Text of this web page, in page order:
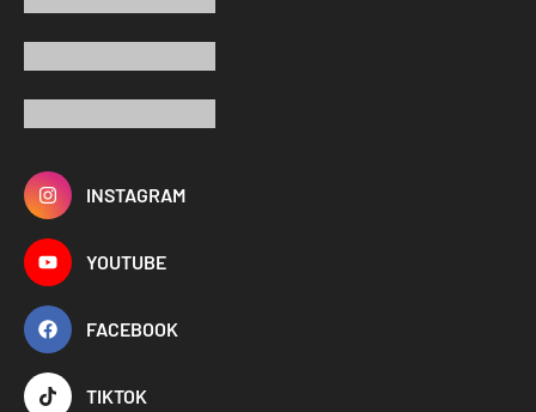
INSTAGRAM
YOUTUBE
FACEBOOK
TIKTOK